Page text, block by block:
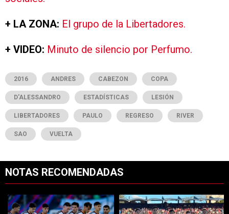
+ LA ZONA: El grupo de la Libertadores.
+ VIDEO: Minuto de silencio por Perfumo.
2016 ANDRES CABEZON COPA
D'ALESSANDRO ESTADÍSTICAS LESIÓN
LIBERTADORES PAULO REGRESO RIVER
SAO VUELTA
NOTAS RECOMENDADAS
Un artículo de tendencia con el título "Cómo salió River vs. Tigre
Un artículo de tendencia con el